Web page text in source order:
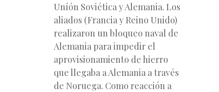
Uníón Soviética y Alemania. Los
aliados (Francia y Reino Unido)
realizaron un bloqueo naval de
Alemania para impedir el
aprovisionamiento de hierro
que llegaba a Alemania a través
de Noruega. Como reacción a